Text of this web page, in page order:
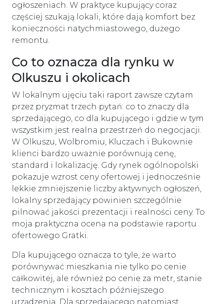
ogłoszeniach. W praktyce kupujący coraz
częściej szukają lokali, które dają komfort bez
konieczności natychmiastowego, dużego
remontu.
Co to oznacza dla rynku w
Olkuszu i okolicach
W lokalnym ujęciu taki raport zawsze czytam
przez pryzmat trzech pytań: co to znaczy dla
sprzedającego, co dla kupującego i gdzie w tym
wszystkim jest realna przestrzeń do negocjacji.
W Olkuszu, Wolbromiu, Kluczach i Bukownie
klienci bardzo uważnie porównują cenę,
standard i lokalizację. Gdy rynek ogólnopolski
pokazuje wzrost ceny ofertowej i jednocześnie
lekkie zmniejszenie liczby aktywnych ogłoszeń,
lokalny sprzedający powinien szczególnie
pilnować jakości prezentacji i realności ceny. To
moja praktyczna ocena na podstawie raportu
ofertowego Gratki.
Dla kupującego oznacza to tyle, że warto
porównywać mieszkania nie tylko po cenie
całkowitej, ale również po cenie za metr, stanie
technicznym i kosztach późniejszego
urządzenia. Dla sprzedającego natomiast